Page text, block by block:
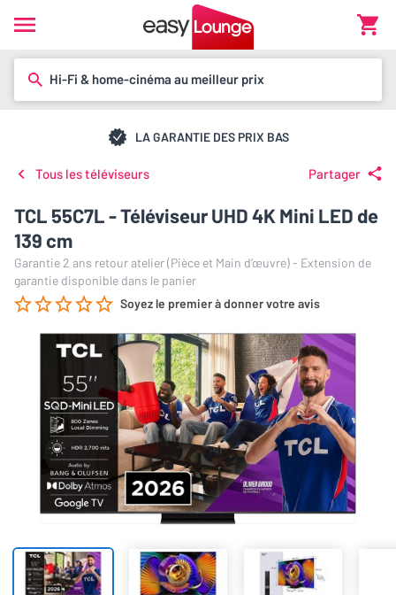
Hi-Fi & home-cinéma au meilleur prix
LA GARANTIE DES PRIX BAS
Tous les téléviseurs Partager
TCL 55C7L - Téléviseur UHD 4K Mini LED de
139 cm
Garantie 2 ans retour atelier (Pièce et Main d’œuvre) - Extension de
garantie disponible dans le panier
Soyez le premier à donner votre avis